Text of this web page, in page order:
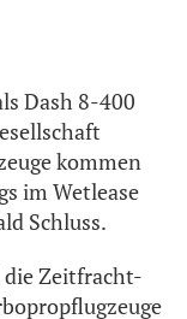
Dash 8-400
kommen
im Wetlease
Schluss.
die Zeitfracht-